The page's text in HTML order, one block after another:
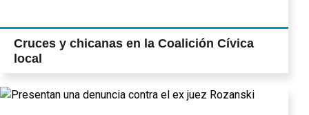
Cruces y chicanas en la Coalición Cívica
local